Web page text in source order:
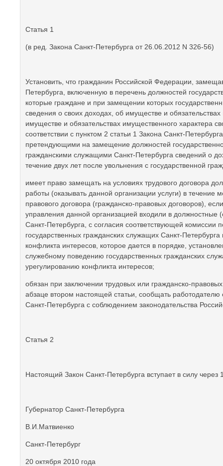
Статья 1
(в ред. Закона Санкт-Петербурга от 26.06.2012 N 326-56)
Установить, что гражданин Российской Федерации,
Петербурга, включенную в перечень должностей
которые граждане и при замещении которых
сведения о своих доходах, об имуществе и
имуществе и обязательствах имущественного характера
соответствии с пунктом 2 статьи 1 Закона Санкт-
претендующими на замещение должностей
гражданскими служащими Санкт-Петербурга сведений о
течение двух лет после увольнения с государственной
имеет право замещать на условиях трудового договора
работы (оказывать данной организации услуги) в течение
правового договора (гражданско-правовых договоров),
управления данной организацией входили в должностные
Санкт-Петербурга, с согласия соответствующей
государственных гражданских служащих Санкт-
конфликта интересов, которое дается в порядке,
служебному поведению государственных гражданских
урегулированию конфликта интересов;
обязан при заключении трудовых или гражданско-
абзаце втором настоящей статьи, сообщать
Санкт-Петербурга с соблюдением законодательства
Статья 2
Настоящий Закон Санкт-Петербурга вступает в силу
Губернатор Санкт-Петербурга
В.И.Матвиенко
Санкт-Петербург
20 октября 2010 года